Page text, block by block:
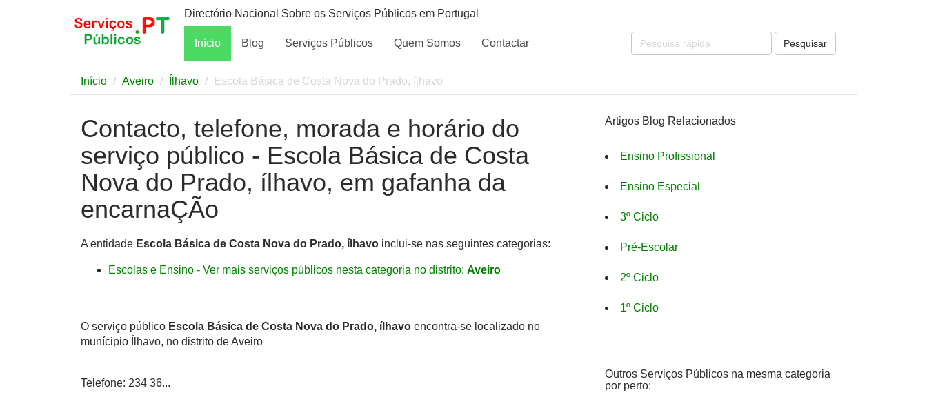
Directório Nacional Sobre os Serviços Públicos em Portugal
Início Blog Serviços Públicos Quem Somos Contactar Pesquisar
Início Aveiro Ílhavo Escola Básica de Costa Nova do Prado, ílhavo
Contacto, telefone, morada e horário do
serviço público - Escola Básica de Costa
Nova do Prado, ílhavo, em gafanha da
encarnaÇÃo
A entidade Escola Básica de Costa Nova do Prado, ílhavo inclui-se nas seguintes categorias:
Escolas e Ensino - Ver mais serviços públicos nesta categoria no distrito: Aveiro
O serviço público Escola Básica de Costa Nova do Prado, ílhavo encontra-se localizado no
munícipio Ílhavo, no distrito de Aveiro
Telefone: 234 36...
Artigos Blog Relacionados
Ensino Profissional
Ensino Especial
3º Ciclo
Pré-Escolar
2º Ciclo
1º Ciclo
Outros Serviços Públicos na mesma categoria
por perto: